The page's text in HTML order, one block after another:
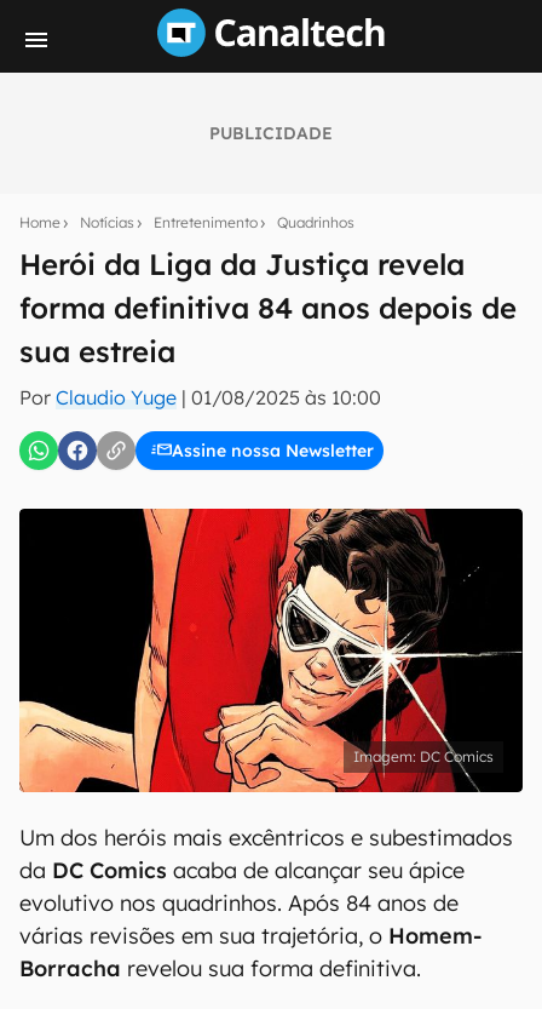
PUBLICIDADE
Home Notícias Entretenimento Quadrinhos
Herói da Liga da Justiça revela
forma definitiva 84 anos depois de
sua estreia
Por Claudio Yuge | 01/08/2025 às 10:00
Assine nossa Newsletter
notícias e reviews sobre tecnologia em primeira
mão.
E-mail
inscreva-se
Uso e Política de Privacidade do Canaltech.
DC Comics
Um dos heróis mais excêntricos e subestimados
da DC Comics acaba de alcançar seu ápice
evolutivo nos quadrinhos. Após 84 anos de
várias revisões em sua trajetória, o Homem-
Borracha revelou sua forma definitiva.